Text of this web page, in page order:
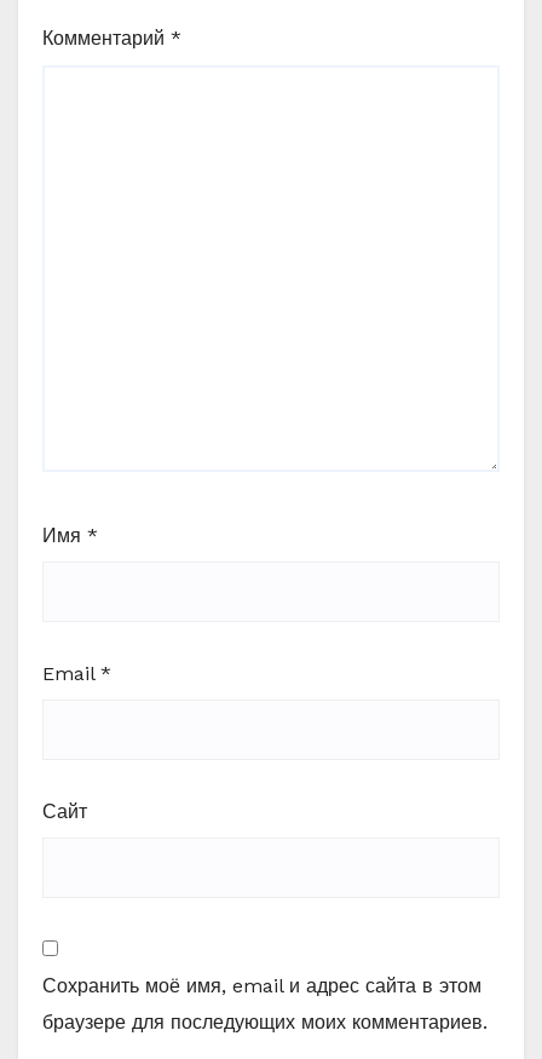
Комментарий *
Имя *
Email *
Сайт
Сохранить моё имя, email и адрес сайта в этом
браузере для последующих моих комментариев.